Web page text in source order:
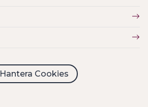
Hantera Cookies